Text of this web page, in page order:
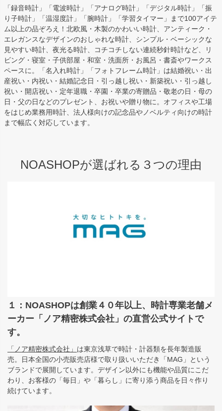
「録音時計」「電波時計」「アナログ時計」「デジタル時計」「振
り子時計」「温湿度計」「腕時計」「学習タイマー」まで100アイテ
ム以上の品ぞろえ！北欧風・木製のかわいい時計、アンティーク・
エレガンスなデザインのおしゃれな時計、シンプル・ベーシックな
見やすい時計、夜光る時計、コチコチしない連続秒針時計など、リ
ビング・寝室・子供部屋・和室・洗面所・お風呂・書斎やワークス
ペースに。「名入れ時計」「フォトフレーム時計」は結婚祝い・出
産祝い・内祝い・結婚記念日・引っ越し祝い・新築祝い・引っ越し
祝い・開店祝い・定年退職・卒園・卒業の寄贈品・敬老の日・母の
日・父の日などのプレゼント、お祝いや贈り物に。オフィスや工場
をはじめ業務用時計、法人様向けの記念品やノベルティ向けの時計
まで幅広く対応しています。
NOASHOPが選ばれる３つの理由
１：NOASHOPは創業４０年以上、時計専業老舗メ
ーカー「ノア精密株式会社」の直営公式サイトで
す。
「ノア精密株式会社」 は東京浅草で時計・計器類を長年製造販
売。日本全国の小売販売店様で取り扱いいただき「MAG」という
ブランドで展開しています。デザイン以外にも機能や品質にこだ
わり、お客様の「毎日」や「暮らし」に寄り添う商品を日々作り
続けています。